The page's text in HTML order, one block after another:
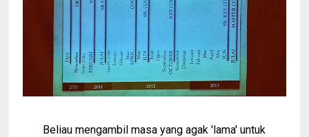
Beliau mengambil masa yang agak 'lama' untuk